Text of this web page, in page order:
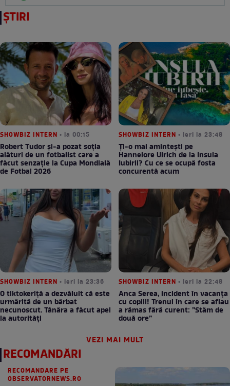
ȘTIRI
SHOWBIZ INTERN • la 00:15
Robert Tudor și-a pozat soția
alături de un fotbalist care a
făcut senzație la Cupa Mondială
de Fotbal 2026
SHOWBIZ INTERN • ieri la 23:48
Ți-o mai amintești pe
Hannelore Ulrich de la Insula
Iubirii? Cu ce se ocupă fosta
concurentă acum
SHOWBIZ INTERN • ieri la 23:36
O tiktokeriță a dezvăluit că este
urmărită de un bărbat
necunoscut. Tânăra a făcut apel
la autorități
SHOWBIZ INTERN • ieri la 22:48
Anca Serea, incident în vacanța
cu copiii! Trenul în care se aflau
a rămas fără curent: ”Stăm de
două ore”
VEZI MAI MULT
RECOMANDĂRI
RECOMANDARE PE
OBSERVATORNEWS.RO